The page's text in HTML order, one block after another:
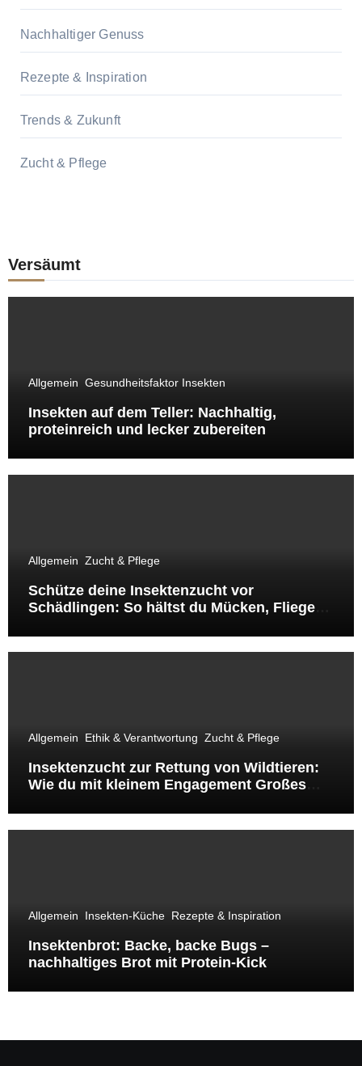
Nachhaltiger Genuss
Rezepte & Inspiration
Trends & Zukunft
Zucht & Pflege
Versäumt
Allgemein Gesundheitsfaktor Insekten
Insekten auf dem Teller: Nachhaltig,
proteinreich und lecker zubereiten
Allgemein Zucht & Pflege
Schütze deine Insektenzucht vor
Schädlingen: So hältst du Mücken, Fliegen
Allgemein Ethik & Verantwortung Zucht & Pflege
Insektenzucht zur Rettung von Wildtieren:
Wie du mit kleinem Engagement Großes
Allgemein Insekten-Küche Rezepte & Inspiration
Insektenbrot: Backe, backe Bugs –
nachhaltiges Brot mit Protein-Kick